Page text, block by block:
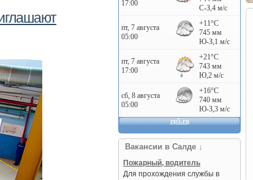
Вакансии в Салде ↓
Пожарный, водитель
Для прохождения службы в